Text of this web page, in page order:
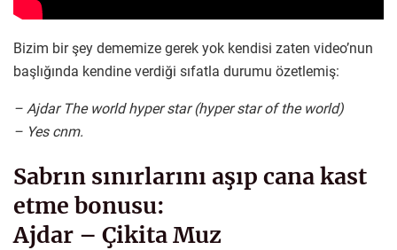
Bizim bir şey dememize gerek yok kendisi zaten video’nun
başlığında kendine verdiği sıfatla durumu özetlemiş:
– Ajdar The world hyper star (hyper star of the world)
– Yes cnm.
Sabrın sınırlarını aşıp cana kast
etme bonusu:
Ajdar – Çikita Muz